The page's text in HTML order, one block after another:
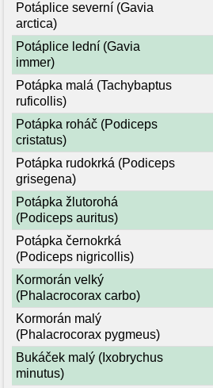
Potáplice severní (Gavia
arctica)
Potáplice lední (Gavia
immer)
Potápka malá (Tachybaptus
ruficollis)
Potápka roháč (Podiceps
cristatus)
Potápka rudokrká (Podiceps
grisegena)
Potápka žlutorohá
(Podiceps auritus)
Potápka černokrká
(Podiceps nigricollis)
Kormorán velký
(Phalacrocorax carbo)
Kormorán malý
(Phalacrocorax pygmeus)
Bukáček malý (Ixobrychus
minutus)